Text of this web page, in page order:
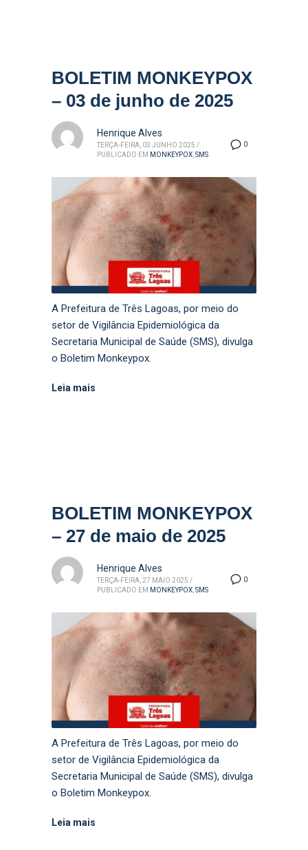
BOLETIM MONKEYPOX
– 03 de junho de 2025
0
Henrique Alves
TERÇA-FEIRA, 03 JUNHO 2025 /
PUBLICADO EM MONKEYPOX SMS
A Prefeitura de Três Lagoas, por meio do
setor de Vigilância Epidemiológica da
Secretaria Municipal de Saúde (SMS), divulga
o Boletim Monkeypox.
Leia mais
BOLETIM MONKEYPOX
– 27 de maio de 2025
0
Henrique Alves
TERÇA-FEIRA, 27 MAIO 2025 /
PUBLICADO EM MONKEYPOX SMS
A Prefeitura de Três Lagoas, por meio do
setor de Vigilância Epidemiológica da
Secretaria Municipal de Saúde (SMS), divulga
o Boletim Monkeypox.
Leia mais